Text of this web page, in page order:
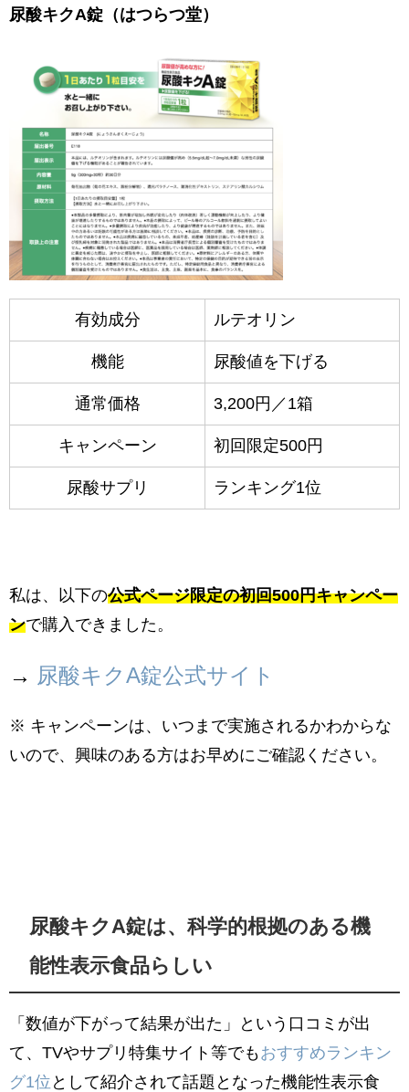
尿酸キクA錠（はつらつ堂）
有効成分 ルテオリン
機能 尿酸値を下げる
通常価格 3,200円／1箱
キャンペーン 初回限定500円
尿酸サプリ ランキング1位
私は、以下の公式ページ限定の初回500円キャンペー
ンで購入できました。
→ 尿酸キクA錠公式サイト
※ キャンペーンは、いつまで実施されるかわからな
いので、興味のある方はお早めにご確認ください。
尿酸キクA錠は、科学的根拠のある機
能性表示食品らしい
「数値が下がって結果が出た」という口コミが出
て、TVやサプリ特集サイト等でも おすすめランキン
グ1位 として紹介されて話題となった機能性表示食